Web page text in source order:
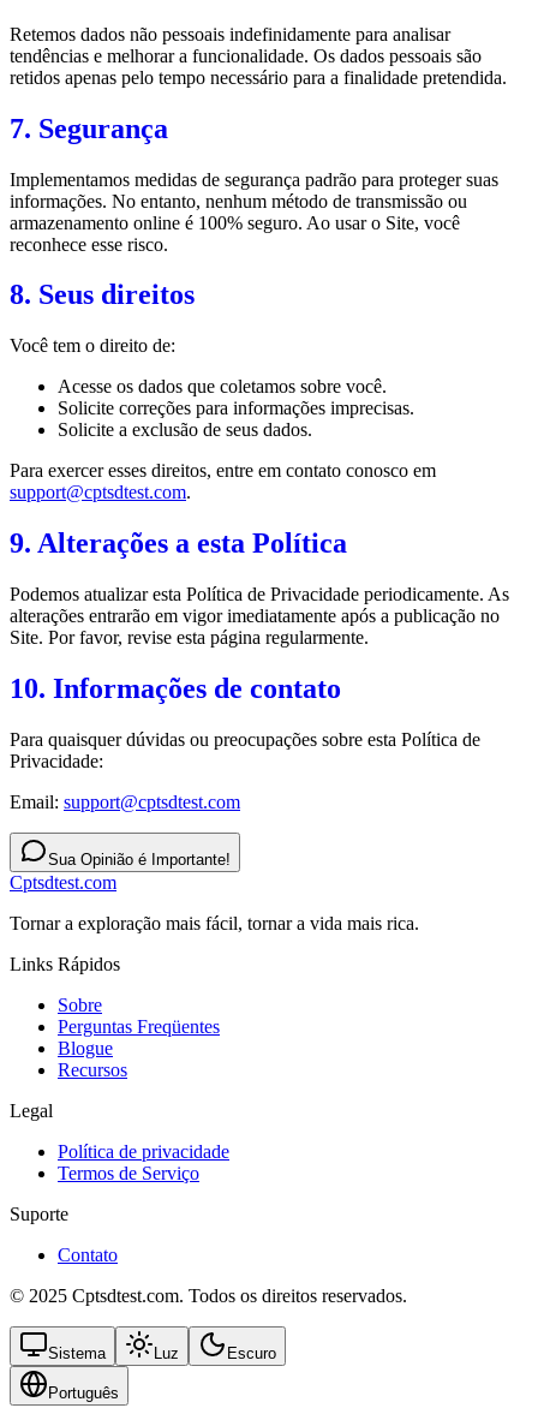
Retemos dados não pessoais indefinidamente para analisar
tendências e melhorar a funcionalidade. Os dados pessoais são
retidos apenas pelo tempo necessário para a finalidade pretendida.
7. Segurança
Implementamos medidas de segurança padrão para proteger suas
informações. No entanto, nenhum método de transmissão ou
armazenamento online é 100% seguro. Ao usar o Site, você
reconhece esse risco.
8. Seus direitos
Você tem o direito de:
Acesse os dados que coletamos sobre você.
Solicite correções para informações imprecisas.
Solicite a exclusão de seus dados.
Para exercer esses direitos, entre em contato conosco em
support@cptsdtest.com.
9. Alterações a esta Política
Podemos atualizar esta Política de Privacidade periodicamente. As
alterações entrarão em vigor imediatamente após a publicação no
Site. Por favor, revise esta página regularmente.
10. Informações de contato
Para quaisquer dúvidas ou preocupações sobre esta Política de
Privacidade:
Email: support@cptsdtest.com
Sua Opinião é Importante!
Cptsdtest.com
Tornar a exploração mais fácil, tornar a vida mais rica.
Links Rápidos
Sobre
Perguntas Freqüentes
Blogue
Recursos
Legal
Política de privacidade
Termos de Serviço
Suporte
Contato
© 2025 Cptsdtest.com. Todos os direitos reservados.
Sistema Luz Escuro
Português